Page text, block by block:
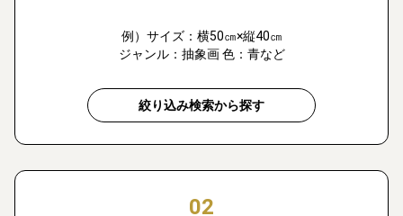
例）サイズ：横50㎝×縦40㎝
ジャンル：抽象画 色：青など
絞り込み検索から探す
02